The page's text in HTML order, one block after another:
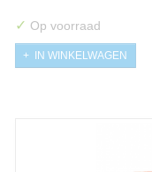
✓ Op voorraad
IN WINKELWAGEN